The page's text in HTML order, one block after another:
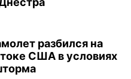
разбился на
США в условиях